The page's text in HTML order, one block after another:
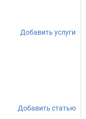
Добавить услуги
Добавить статью